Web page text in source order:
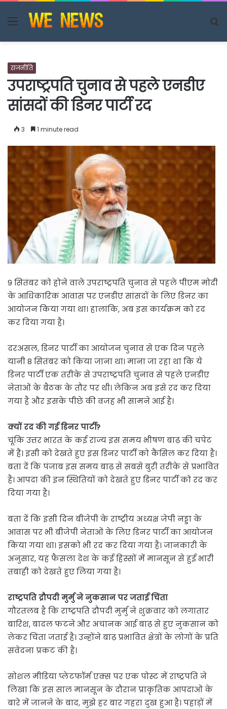
Menu
राजनीति
उपराष्ट्रपति चुनाव से पहले एनडीए
सांसदों की डिनर पार्टी रद
3 1 minute read
9 सितंबर को होने वाले उपराष्ट्रपति चुनाव से पहले पीएम मोदी
के आधिकारिक आवास पर एनडीए सांसदों के लिए डिनर का
आयोजन किया गया था। हालांकि, अब इस कार्यक्रम को रद
कर दिया गया है।
दरअसल, डिनर पार्टी का आयोजन चुनाव से एक दिन पहले
यानी 8 सितंबर को किया जाना था। माना जा रहा था कि ये
डिनर पार्टी एक तरीके से उपराष्ट्रपति चुनाव से पहले एनडीए
नेताओं के बैठक के तौर पर थी। लेकिन अब इसे रद कर दिया
गया है और इसके पीछे की वजह भी सामने आई है।
क्यों रद की गई डिनर पार्टी?
चूंकि उत्तर भारत के कई राज्य इस समय भीषण बाढ़ की चपेट
में हैं। इसी को देखते हुए इस डिनर पार्टी को कैंसिल कर दिया है।
बता दें कि पंजाब इस समय बाढ़ से सबसे बुरी तरीके से प्रभावित
है। आपदा की इन स्थितियों को देखते हुए डिनर पार्टी को रद कर
दिया गया है।
बता दें कि इसी दिन बीजेपी के राष्ट्रीय अध्यक्ष जेपी नड्डा के
आवास पर भी बीजेपी नेताओं के लिए डिनर पार्टी का आयोजन
किया गया था। इसको भी रद कर दिया गया है। जानकारी के
अनुसार, यह फैसला देश के कई हिस्सों में मानसून से हुई भारी
तबाही को देखते हुए लिया गया है।
राष्ट्रपति द्रौपदी मुर्मु ने नुकसान पर जताई चिंता
गौरतलब है कि राष्ट्रपति द्रौपदी मुर्मु ने शुक्रवार को लगातार
बारिश, बादल फटने और अचानक आई बाढ़ से हुए नुकसान को
लेकर चिंता जताई है। उन्होंने बाढ़ प्रभावित क्षेत्रों के लोगों के प्रति
संवेदना प्रकट की है।
सोशल मीडिया प्लेटफॉर्म एक्स पर एक पोस्ट में राष्ट्रपति ने
लिखा कि इस साल मानसून के दौरान प्राकृतिक आपदाओं के
बारे में जानने के बाद, मुझे हर बार गहरा दुख हुआ है। पहाड़ों में